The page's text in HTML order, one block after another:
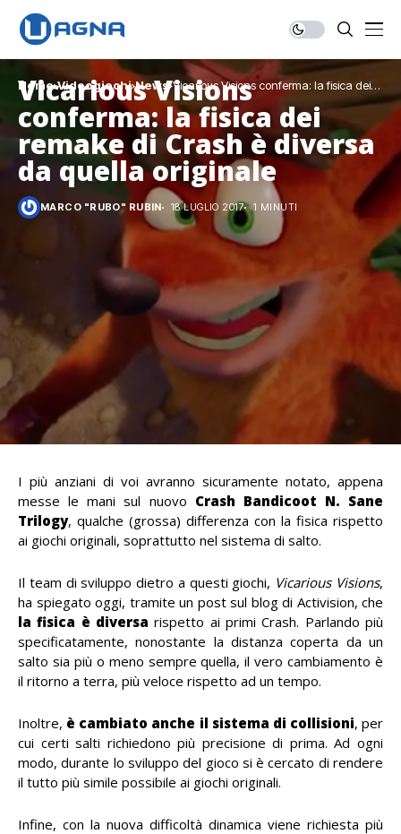
Home Videogiochi News Vicarious Visions conferma: la fisica dei
remake di Crash è diversa da quella
originale
Vicarious Visions
conferma: la fisica dei
remake di Crash è diversa
da quella originale
MARCO "RUBO" RUBIN 18 LUGLIO 2017 1 MINUTI
I più anziani di voi avranno sicuramente notato, appena
messe le mani sul nuovo Crash Bandicoot N. Sane
Trilogy, qualche (grossa) differenza con la fisica rispetto
ai giochi originali, soprattutto nel sistema di salto.
Il team di sviluppo dietro a questi giochi, Vicarious Visions,
ha spiegato oggi, tramite un post sul blog di Activision, che
la fisica è diversa rispetto ai primi Crash. Parlando più
specificatamente, nonostante la distanza coperta da un
salto sia più o meno sempre quella, il vero cambiamento è
il ritorno a terra, più veloce rispetto ad un tempo.
Inoltre, è cambiato anche il sistema di collisioni, per
cui certi salti richiedono più precisione di prima. Ad ogni
modo, durante lo sviluppo del gioco si è cercato di rendere
il tutto più simile possibile ai giochi originali.
Infine, con la nuova difficoltà dinamica viene richiesta più